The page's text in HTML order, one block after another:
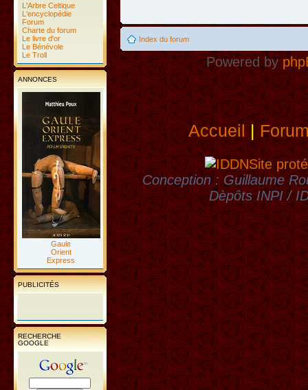
L'Arbre Celtique
L'encyclopédie
Forum
Charte du forum
Le livre d'or
Le Bénévole
Le Troll
ANNONCES
Gaule
Orient
Express
PUBLICITÉS
RECHERCHE
GOOGLE
Index du forum
Powered by
Accueil|
Site
Conception : Guillaume
Dèpôts INPI /